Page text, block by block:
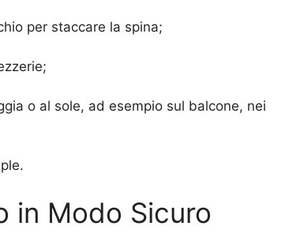
per staccare la spina;
o al sole, ad esempio sul balcone, nei
in Modo Sicuro